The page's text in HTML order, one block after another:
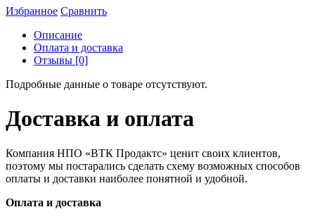
Избранное Сравнить
Описание
Оплата и доставка
Отзывы [0]
Подробные данные о товаре отсутствуют.
Доставка и оплата
Компания НПО «ВТК Продактс» ценит своих клиентов,
поэтому мы постарались сделать схему возможных способов
оплаты и доставки наиболее понятной и удобной.
Оплата и доставка